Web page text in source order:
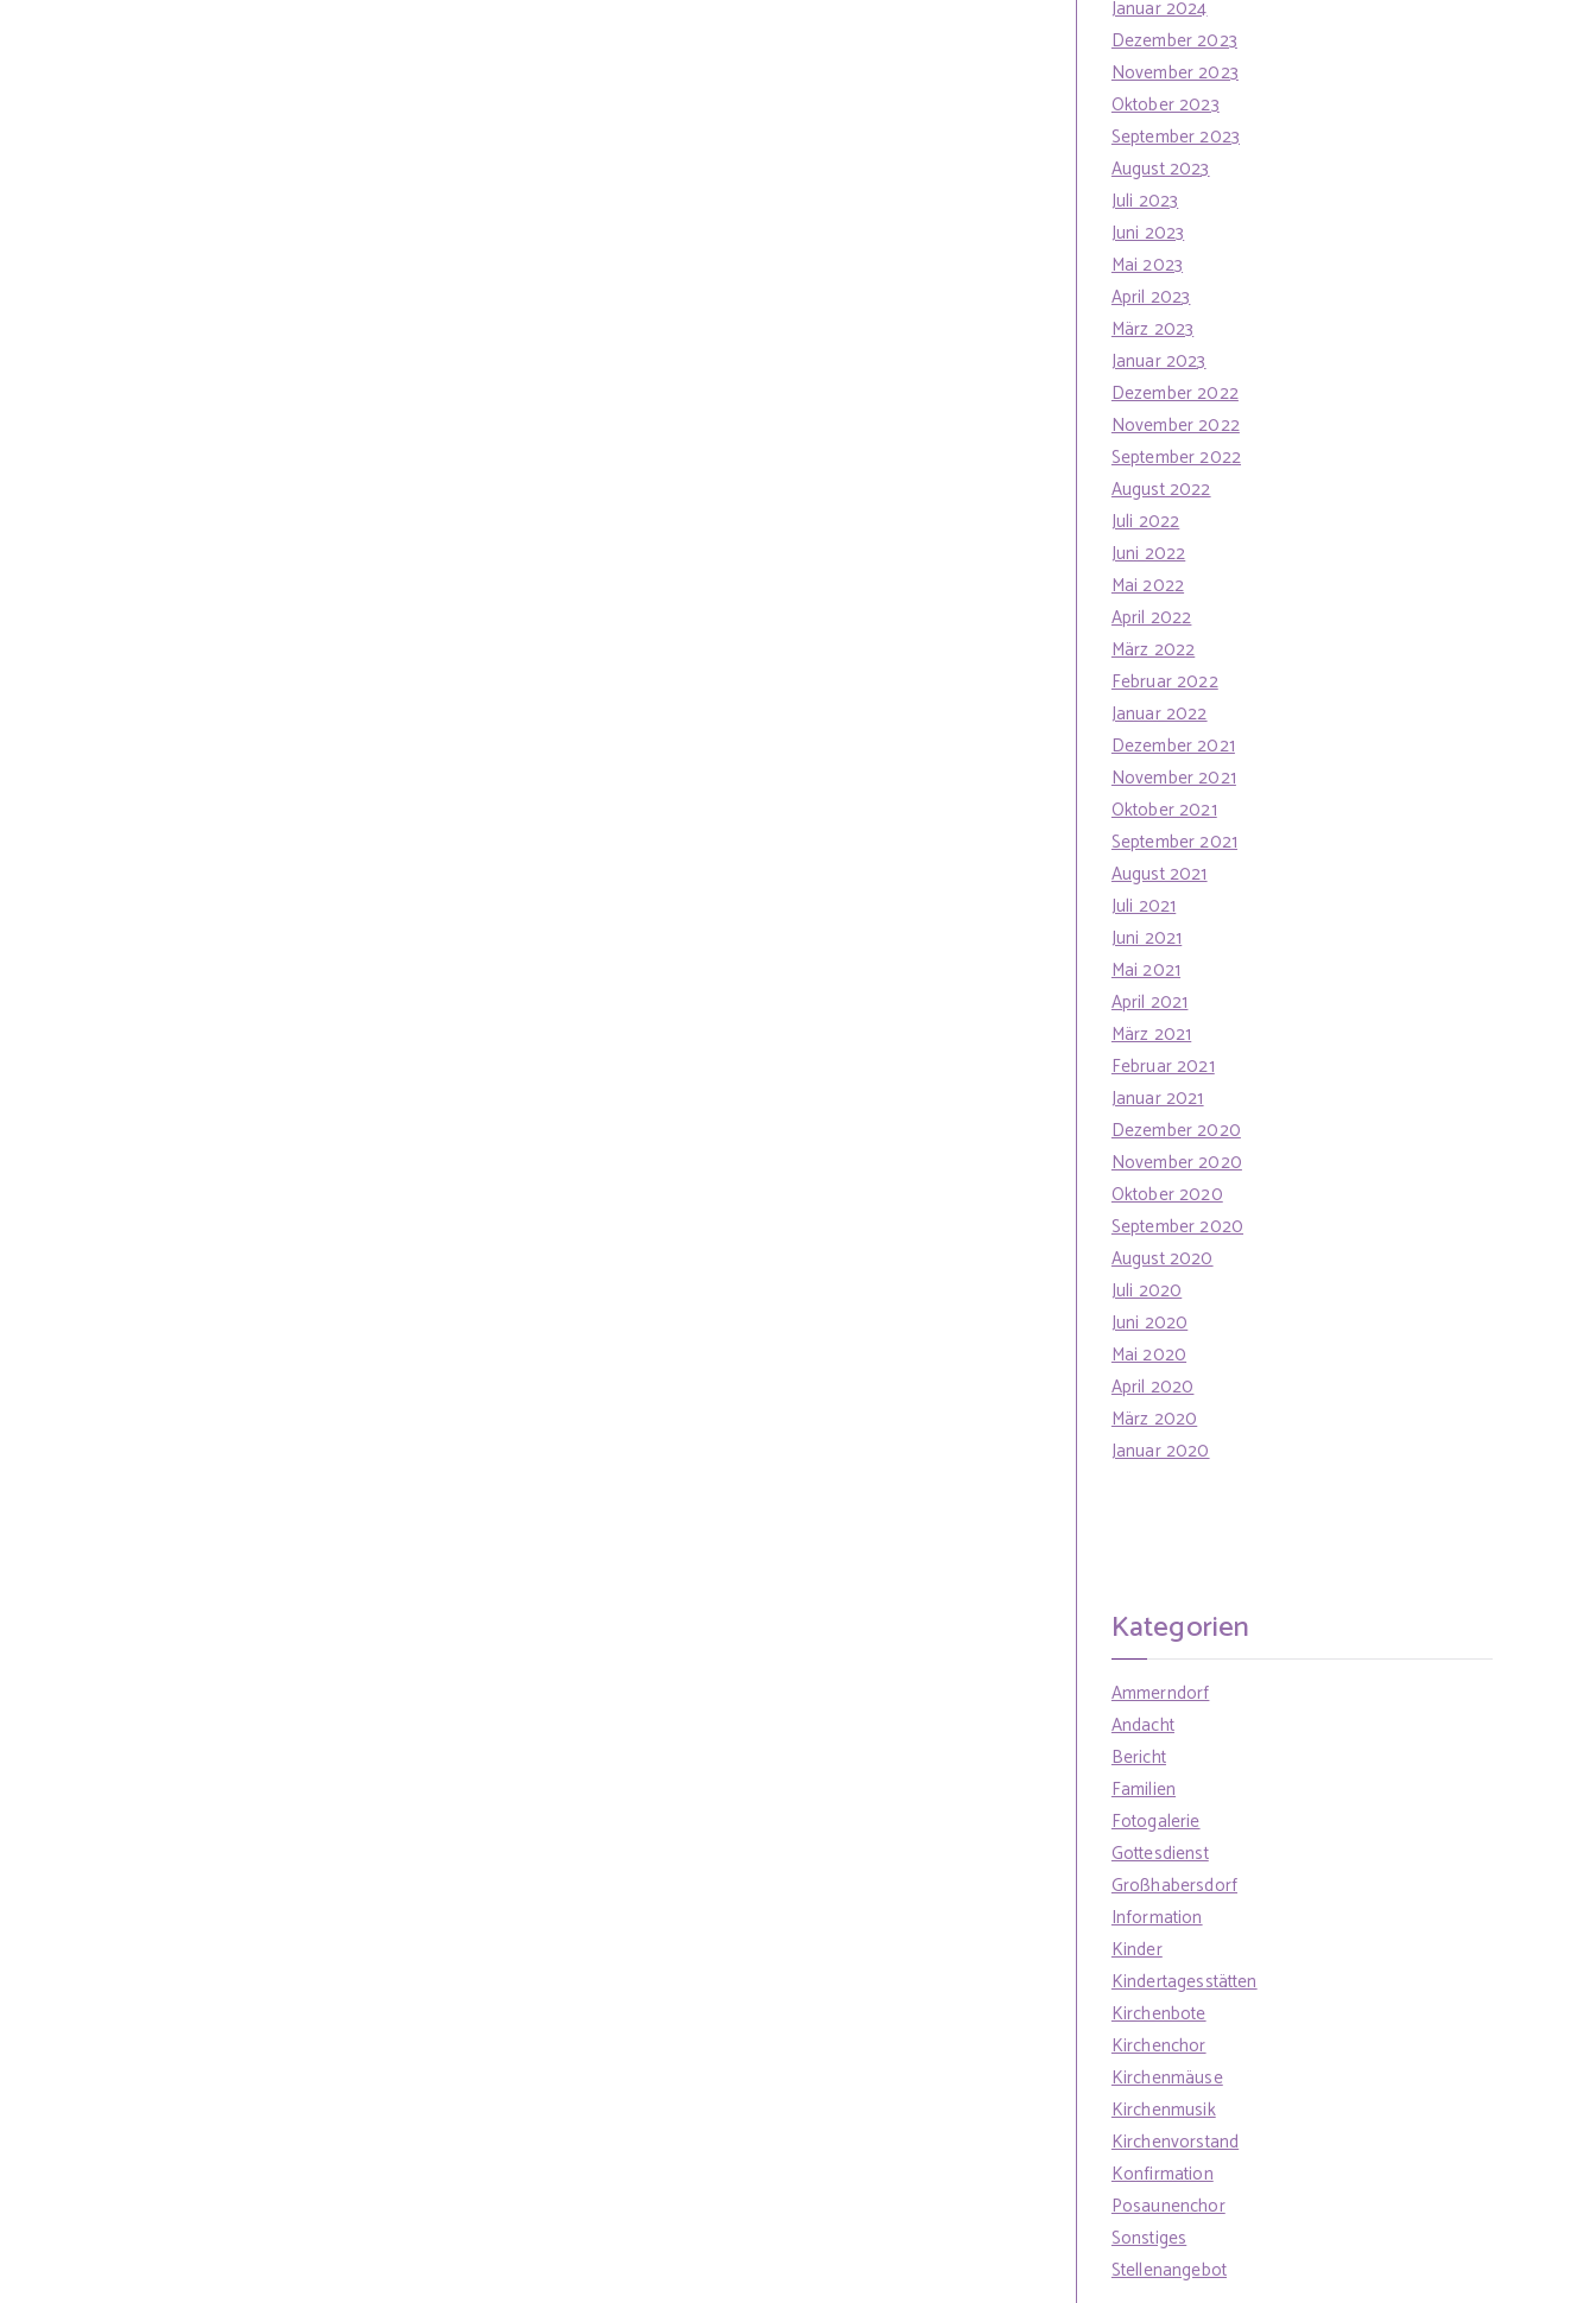
Januar 2024
Dezember 2023
November 2023
Oktober 2023
September 2023
August 2023
Juli 2023
Juni 2023
Mai 2023
April 2023
März 2023
Januar 2023
Dezember 2022
November 2022
September 2022
August 2022
Juli 2022
Juni 2022
Mai 2022
April 2022
März 2022
Februar 2022
Januar 2022
Dezember 2021
November 2021
Oktober 2021
September 2021
August 2021
Juli 2021
Juni 2021
Mai 2021
April 2021
März 2021
Februar 2021
Januar 2021
Dezember 2020
November 2020
Oktober 2020
September 2020
August 2020
Juli 2020
Juni 2020
Mai 2020
April 2020
März 2020
Januar 2020
Kategorien
Ammerndorf
Andacht
Bericht
Familien
Fotogalerie
Gottesdienst
Großhabersdorf
Information
Kinder
Kindertagesstätten
Kirchenbote
Kirchenchor
Kirchenmäuse
Kirchenmusik
Kirchenvorstand
Konfirmation
Posaunenchor
Sonstiges
Stellenangebot